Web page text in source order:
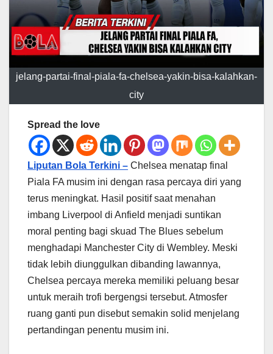
jelang-partai-final-piala-fa-chelsea-yakin-bisa-kalahkan-
city
Spread the love
Liputan Bola Terkini – Chelsea menatap final
Piala FA musim ini dengan rasa percaya diri yang
terus meningkat. Hasil positif saat menahan
imbang Liverpool di Anfield menjadi suntikan
moral penting bagi skuad The Blues sebelum
menghadapi Manchester City di Wembley. Meski
tidak lebih diunggulkan dibanding lawannya,
Chelsea percaya mereka memiliki peluang besar
untuk meraih trofi bergengsi tersebut. Atmosfer
ruang ganti pun disebut semakin solid menjelang
pertandingan penentu musim ini.